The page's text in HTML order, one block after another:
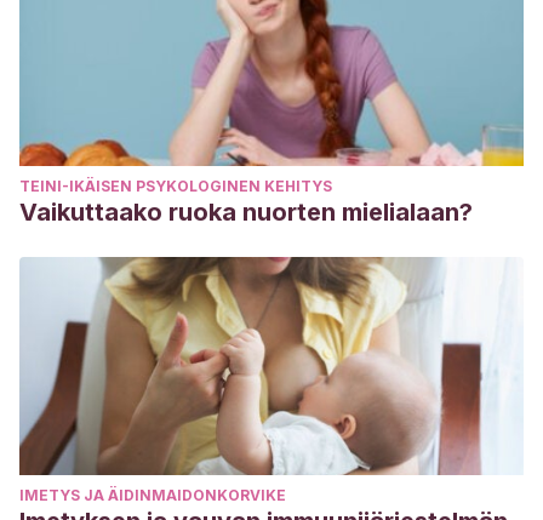
TEINI-IKÄISEN PSYKOLOGINEN KEHITYS
Vaikuttaako ruoka nuorten mielialaan?
IMETYS JA ÄIDINMAIDONKORVIKE